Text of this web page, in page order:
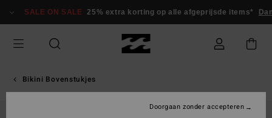
naar
SALE ON SALE 25% extra korting op alle afgeprijsde items*
Bikini Bovenstukjes
Doorgaan zonder accepteren